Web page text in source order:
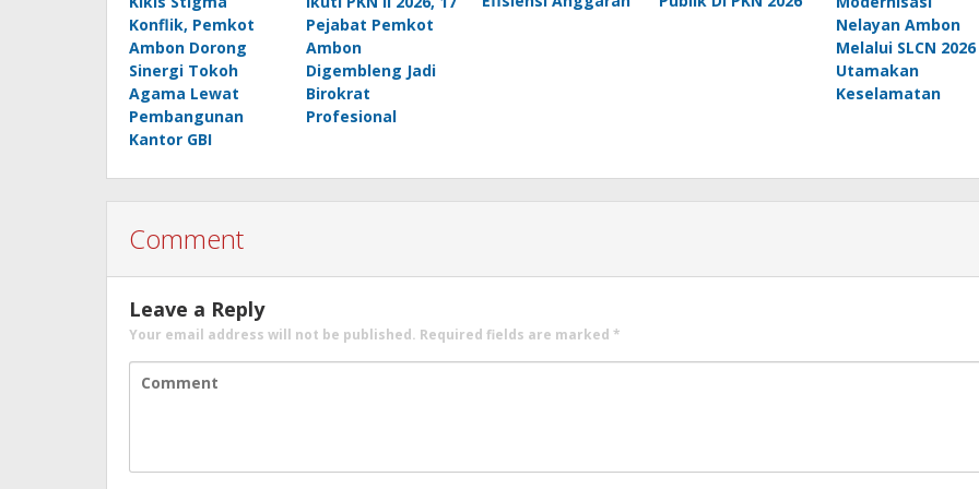
Konflik, Pemkot
Ambon Dorong
Sinergi Tokoh
Agama Lewat
Pembangunan
Kantor GBI
Pejabat Pemkot
Ambon
Digembleng Jadi
Birokrat
Profesional
Nelayan Ambon
Melalui SLCN 2026
Utamakan
Keselamatan
Comment
Leave a Reply
Your email address will not be published. Required fields are marked *